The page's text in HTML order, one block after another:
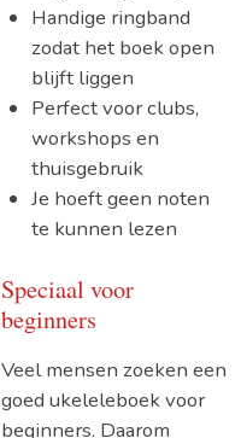
Handige ringband
zodat het boek open
blijft liggen
Perfect voor clubs,
workshops en
thuisgebruik
Je hoeft geen noten
te kunnen lezen
Speciaal voor
beginners
Veel mensen zoeken een
goed ukeleleboek voor
beginners. Daarom